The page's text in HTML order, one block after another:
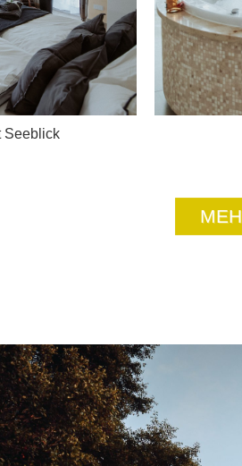
Seeblick